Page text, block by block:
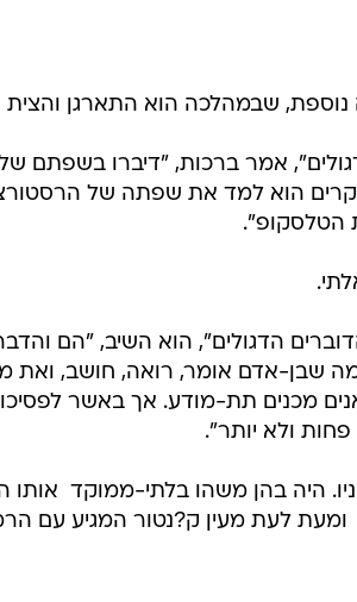
שבמהלכה הוא התארגן והצית
אמר ברכות, "דיברו בשפתם של
הוא למד את שפתה של
הטלסקופ".
הדגולים", הוא השיב, "הם
מה שבן-אדם אומר, רואה, חושב,
מכנים תת-מודע. אך באשר
ולא יותר".
היה בהן משהו בלתי-ממוקד  אותו
ומעת לעת מעין ק?נטור המגיע עם